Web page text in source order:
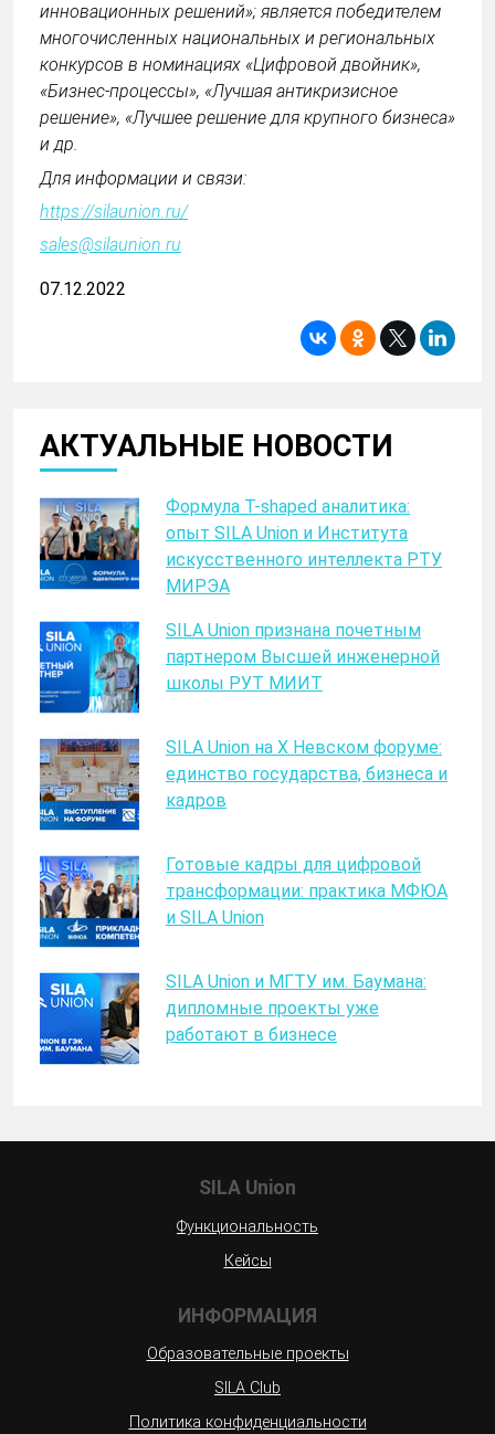
инновационных решений»; является победителем
многочисленных национальных и региональных
конкурсов в номинациях «Цифровой двойник»,
«Бизнес-процессы», «Лучшая антикризисное
решение», «Лучшее решение для крупного бизнеса»
и др.
Для информации и связи:
https://silaunion.ru/
sales@silaunion.ru
07.12.2022
АКТУАЛЬНЫЕ НОВОСТИ
Формула T-shaped аналитика:
опыт SILA Union и Института
искусственного интеллекта РТУ
МИРЭА
SILA Union признана почетным
партнером Высшей инженерной
школы РУТ МИИТ
SILA Union на X Невском форуме:
единство государства, бизнеса и
кадров
Готовые кадры для цифровой
трансформации: практика МФЮА
и SILA Union
SILA Union и МГТУ им. Баумана:
дипломные проекты уже
работают в бизнесе
SILA Union
Функциональность
Кейсы
ИНФОРМАЦИЯ
Образовательные проекты
SILA Club
Политика конфиденциальности